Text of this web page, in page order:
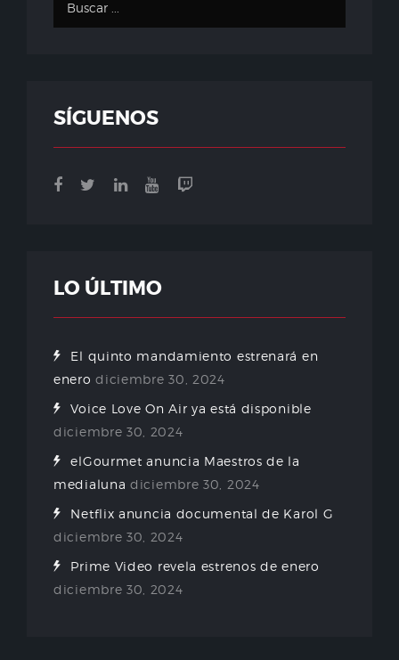
SÍGUENOS
LO ÚLTIMO
El quinto mandamiento estrenará en
enero diciembre 30, 2024
Voice Love On Air ya está disponible
diciembre 30, 2024
elGourmet anuncia Maestros de la
medialuna diciembre 30, 2024
Netflix anuncia documental de Karol G
diciembre 30, 2024
Prime Video revela estrenos de enero
diciembre 30, 2024